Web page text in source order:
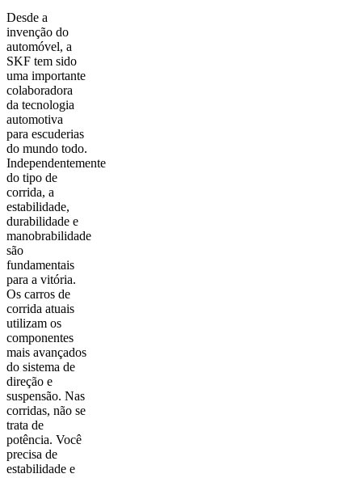
Desde a
invenção do
automóvel, a
SKF tem sido
uma importante
colaboradora
da tecnologia
automotiva
para escuderias
do mundo todo.
Independentemente
do tipo de
corrida, a
estabilidade,
durabilidade e
manobrabilidade
são
fundamentais
para a vitória.
Os carros de
corrida atuais
utilizam os
componentes
mais avançados
do sistema de
direção e
suspensão. Nas
corridas, não se
trata de
potência. Você
precisa de
estabilidade e